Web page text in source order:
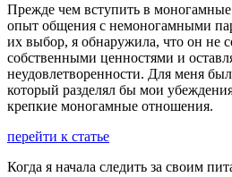
Прежде чем вступить в
опыт общения с немоногамными
их выбор, я обнаружила, что он не
собственными ценностями и
неудовлетворенности. Для меня
который разделял бы мои
крепкие моногамные отношения.
перейти к статье
Когда я начала следить за своим